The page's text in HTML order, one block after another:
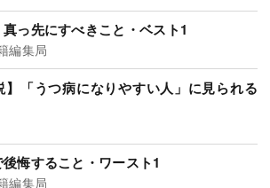
真っ先にすべきこと・ベスト1
編集局
】「うつ病になりやすい人」に見られる
悔すること・ワースト1
編集局